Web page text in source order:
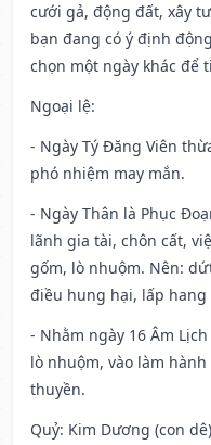
cưới gả, động đất, xây
bạn đang có ý định
chọn một ngày khác để
Ngoại lệ:
- Ngày Tý Đăng Viên
phó nhiệm may mắn.
- Ngày Thân là Phục
lãnh gia tài, chôn cất,
gốm, lò nhuộm. Nên:
điều hung hại, lấp hang
- Nhằm ngày 16 Âm
lò nhuộm, vào làm
thuyền.
Quỷ: Kim Dương (con